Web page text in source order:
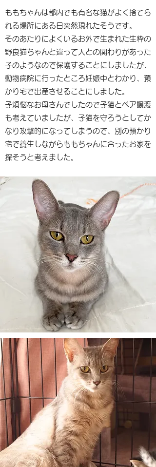
ももちゃんは都内でも有名な猫がよく捨てら
れる場所にある日突然現れたそうです。
そのあたりによくいるお外で生まれた生粋の
野良猫ちゃんと違って人との関わりがあった
子のようなので保護することにしましたが、
動物病院に行ったところ妊娠中とわかり、預
かり宅で出産させることにしました。
子煩悩なお母さんでしたので子猫とペア譲渡
も考えていましたが、子猫を守ろうとしてか
なり攻撃的になってしまうので、別の預かり
宅で養生しながらももちゃんに合ったお家を
探そうと考えました。